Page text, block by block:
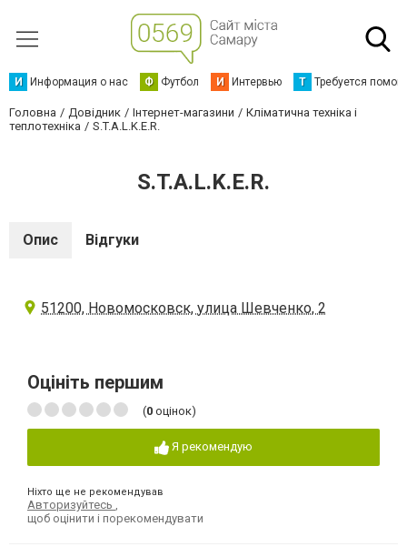
И Информация о нас Ф Футбол И Интервью Т Требуется
Головна Довідник Інтернет-магазини
Кліматична техніка і
теплотехніка
S.T.A.L.K.E.R.
S.T.A.L.K.E.R.
Опис Відгуки
51200, Новомосковск, улица Шевченко, 2
Оцініть першим
(0 оцінок)
Я рекомендую
Ніхто ще не рекомендував
Авторизуйтесь
щоб оцінити і порекомендувати